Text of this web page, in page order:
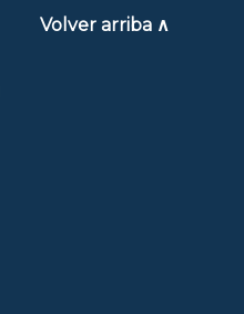
Volver arriba ∧